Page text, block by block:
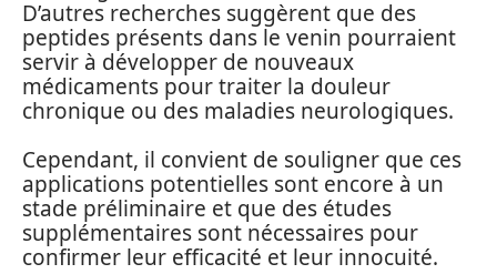
D’autres recherches suggèrent que des
peptides présents dans le venin pourraient
servir à développer de nouveaux
médicaments pour traiter la douleur
chronique ou des maladies neurologiques.
Cependant, il convient de souligner que ces
applications potentielles sont encore à un
stade préliminaire et que des études
supplémentaires sont nécessaires pour
confirmer leur efficacité et leur innocuité.